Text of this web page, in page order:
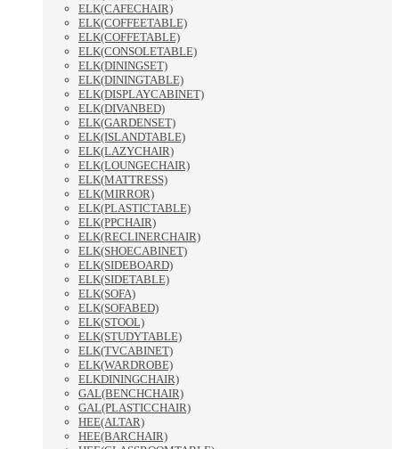
ELK(CAFECHAIR)
ELK(COFFEETABLE)
ELK(COFFETABLE)
ELK(CONSOLETABLE)
ELK(DININGSET)
ELK(DININGTABLE)
ELK(DISPLAYCABINET)
ELK(DIVANBED)
ELK(GARDENSET)
ELK(ISLANDTABLE)
ELK(LAZYCHAIR)
ELK(LOUNGECHAIR)
ELK(MATTRESS)
ELK(MIRROR)
ELK(PLASTICTABLE)
ELK(PPCHAIR)
ELK(RECLINERCHAIR)
ELK(SHOECABINET)
ELK(SIDEBOARD)
ELK(SIDETABLE)
ELK(SOFA)
ELK(SOFABED)
ELK(STOOL)
ELK(STUDYTABLE)
ELK(TVCABINET)
ELK(WARDROBE)
ELKDININGCHAIR)
GAL(BENCHCHAIR)
GAL(PLASTICCHAIR)
HEE(ALTAR)
HEE(BARCHAIR)